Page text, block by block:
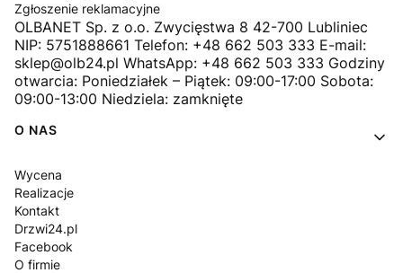
Zgłoszenie reklamacyjne
OLBANET Sp. z o.o. Zwycięstwa 8 42-700 Lubliniec
NIP: 5751888661 Telefon: +48 662 503 333 E-mail:
sklep@olb24.pl WhatsApp: +48 662 503 333 Godziny
otwarcia: Poniedziałek – Piątek: 09:00-17:00 Sobota:
09:00-13:00 Niedziela: zamknięte
O NAS
Wycena
Realizacje
Kontakt
Drzwi24.pl
Facebook
O firmie